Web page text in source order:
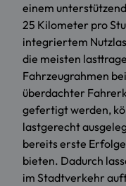
einem
25 Kilometer pro
integriertem
die meisten
Fahrzeugrahmen
überdachter
gefertigt werden,
lastgerecht
bereits erste
bieten. Dadurch
im Stadtverkehr